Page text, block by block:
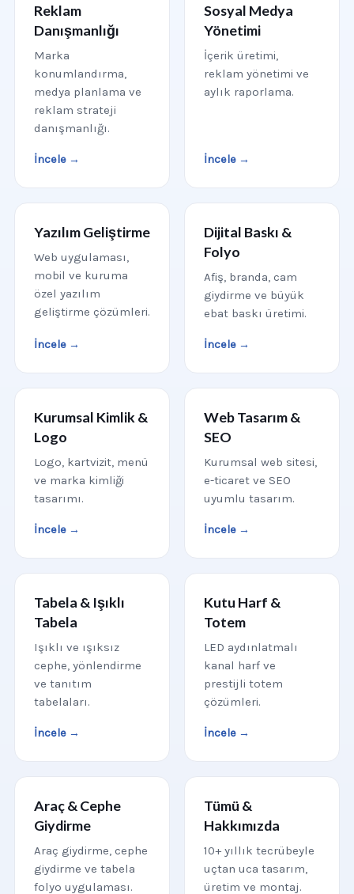
Reklam
Danışmanlığı
Marka
konumlandırma,
medya planlama ve
reklam strateji
danışmanlığı.
İncele →
Sosyal Medya
Yönetimi
İçerik üretimi,
reklam yönetimi ve
aylık raporlama.
İncele →
Yazılım Geliştirme
Web uygulaması,
mobil ve kuruma
özel yazılım
geliştirme çözümleri.
İncele →
Dijital Baskı &
Folyo
Afiş, branda, cam
giydirme ve büyük
ebat baskı üretimi.
İncele →
Kurumsal Kimlik &
Logo
Logo, kartvizit, menü
ve marka kimliği
tasarımı.
İncele →
Web Tasarım &
SEO
Kurumsal web sitesi,
e-ticaret ve SEO
uyumlu tasarım.
İncele →
Tabela & Işıklı
Tabela
Işıklı ve ışıksız
cephe, yönlendirme
ve tanıtım
tabelaları.
İncele →
Kutu Harf &
Totem
LED aydınlatmalı
kanal harf ve
prestijli totem
çözümleri.
İncele →
Araç & Cephe
Giydirme
Araç giydirme, cephe
giydirme ve tabela
folyo uygulaması.
Tümü &
Hakkımızda
10+ yıllık tecrübeyle
uçtan uca tasarım,
üretim ve montaj.